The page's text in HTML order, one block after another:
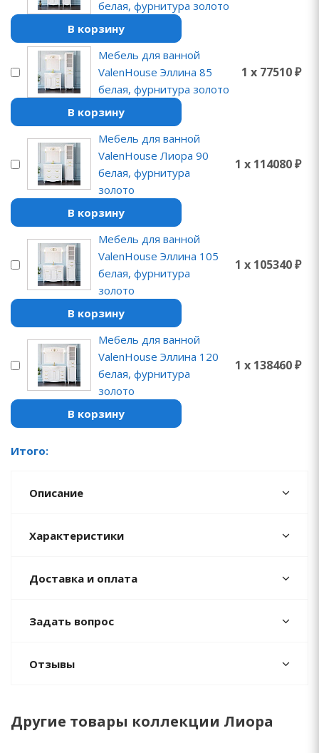
белая, фурнитура золото
В корзину
Мебель для ванной
ValenHouse Эллина 85
белая, фурнитура золото
1 x 77510 ₽
В корзину
Мебель для ванной
ValenHouse Лиора 90
белая, фурнитура
золото
1 x 114080 ₽
В корзину
Мебель для ванной
ValenHouse Эллина 105
белая, фурнитура
золото
1 x 105340 ₽
В корзину
Мебель для ванной
ValenHouse Эллина 120
белая, фурнитура
золото
1 x 138460 ₽
В корзину
Итого:
Описание
Характеристики
Доставка и оплата
Задать вопрос
Отзывы
Другие товары коллекции Лиора